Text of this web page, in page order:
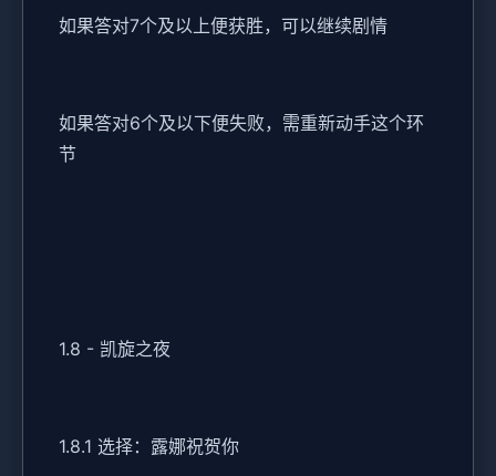
如果答对7个及以上便获胜，可以继续剧情
如果答对6个及以下便失败，需重新动手这个环
节
1.8 - 凯旋之夜
1.8.1 选择：露娜祝贺你